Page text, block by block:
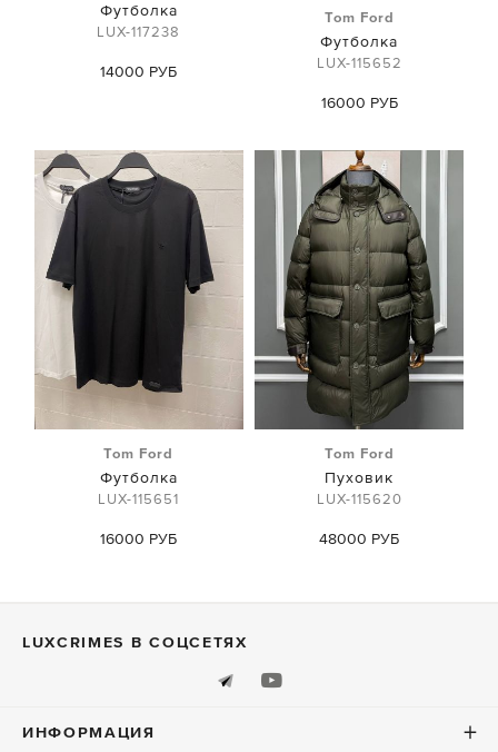
Футболка
LUX-117238
14000 РУБ
Tom Ford
Футболка
LUX-115652
16000 РУБ
Tom Ford
Футболка
LUX-115651
16000 РУБ
Tom Ford
Пуховик
LUX-115620
48000 РУБ
LUXСRIMES В СОЦСЕТЯХ
ИНФОРМАЦИЯ